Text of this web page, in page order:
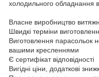
холодильного обладнання в
Власне виробництво
Швидкі терміни
Виготовлення парасольок
вашими кресленнями
Є сертифікат відповідності
Вигідні ціни, додаткові